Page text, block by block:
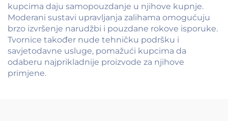
kupcima daju samopouzdanje u njihove kupnje.
Moderani sustavi upravljanja zalihama omogućuju
brzo izvršenje narudžbi i pouzdane rokove isporuke.
Tvornice također nude tehničku podršku i
savjetodavne usluge, pomažući kupcima da
odaberu najprikladnije proizvode za njihove
primjene.